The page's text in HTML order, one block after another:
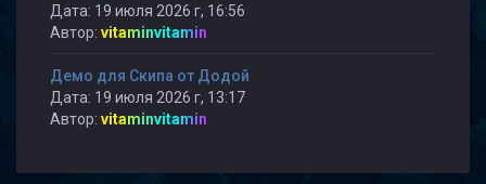
Дата: 19 июля 2026 г, 16:56
Автор: vitaminvitamin
Демо для Скипа от Додой
Дата: 19 июля 2026 г, 13:17
Автор: vitaminvitamin